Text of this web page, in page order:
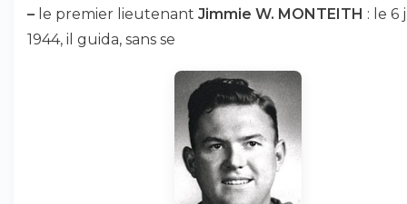
– le premier lieutenant Jimmie W. MONTEITH : le 6
1944, il guida, sans se